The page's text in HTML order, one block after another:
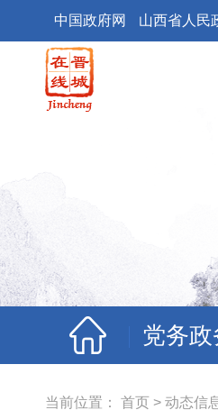
中国政府网 山西省人民
党务
当前位置： 首页 > 动态信